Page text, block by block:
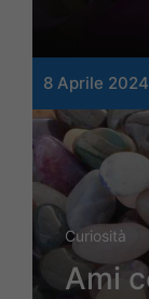
8 Aprile
Curiosità
Ami